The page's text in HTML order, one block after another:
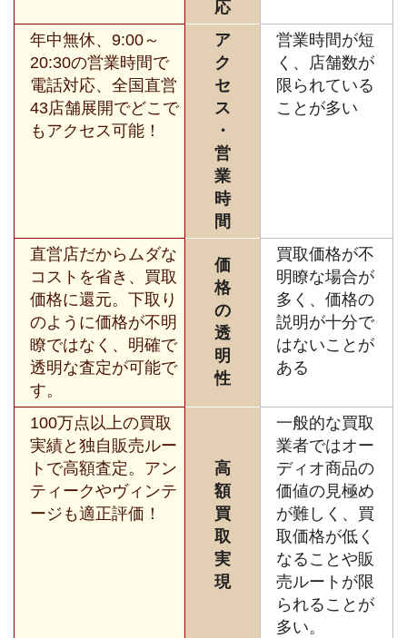
応
年中無休、9:00～
20:30の営業時間で
電話対応、全国直営
43店舗展開でどこで
もアクセス可能！
ア
ク
セ
ス
・
営
業
時
間
営業時間が短
く、店舗数が
限られている
ことが多い
直営店だからムダな
コストを省き、買取
価格に還元。下取り
のように価格が不明
瞭ではなく、明確で
透明な査定が可能で
す。
価
格
の
透
明
性
買取価格が不
明瞭な場合が
多く、価格の
説明が十分で
はないことが
ある
100万点以上の買取
実績と独自販売ルー
トで高額査定。アン
ティークやヴィンテ
ージも適正評価！
高
額
買
取
実
現
一般的な買取
業者ではオー
ディオ商品の
価値の見極め
が難しく、買
取価格が低く
なることや販
売ルートが限
られることが
多い。